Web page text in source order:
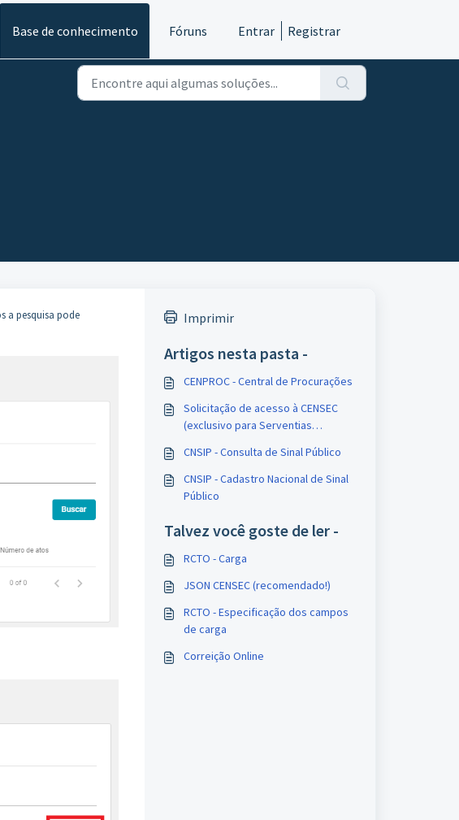
Base de conhecimento Fóruns Entrar Registrar
a pesquisa pode
Imprimir
Artigos nesta pasta -
CENPROC - Central de Procurações
Solicitação de acesso à CENSEC
(exclusivo para Serventias
CNSIP - Consulta de Sinal Público
CNSIP - Cadastro Nacional de Sinal
Público
Talvez você goste de ler -
RCTO - Carga
JSON CENSEC (recomendado!)
RCTO - Especificação dos campos
de carga
Correição Online